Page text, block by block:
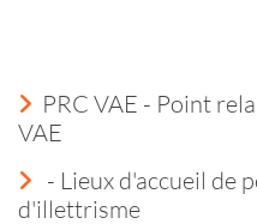
PRC VAE - Point
VAE
- Lieux d'accueil de
d'illettrisme